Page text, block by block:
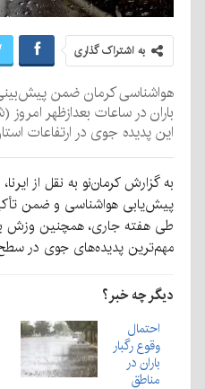
به اشتراک گذاری
هواشناسی کرمان ضمن پیش‌بینی
این پدیده جوی در ارتفاعات
به گزارش کرمان‌نو به نقل از
طی هفته جاری، همچنین وزش
مهم‌ترین پدیده‌های جوی در
دیگر چه خبر؟
احتمال
وقوع رگبار
باران در
مناطق